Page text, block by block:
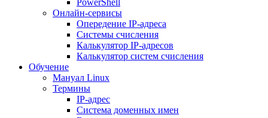
PowerShell
Онлайн-сервисы
Опередение IP-адреса
Системы счисления
Калькулятор IP-адресов
Калькулятор систем счисления
Обучение
Мануал Linux
Термины
IP-адрес
Система доменных имен